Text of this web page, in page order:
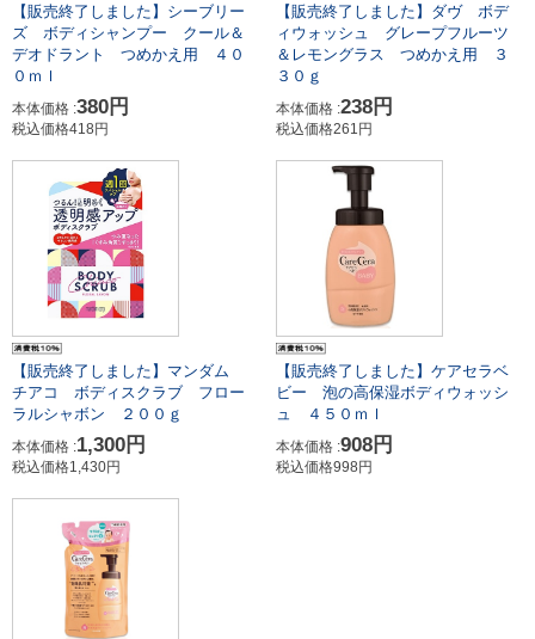
【販売終了しました】シーブリー
ズ ボディシャンプー クール＆
デオドラント つめかえ用 ４０
０ｍｌ
本体価格 :380円
税込価格418円
【販売終了しました】ダヴ ボデ
ィウォッシュ グレープフルーツ
＆レモングラス つめかえ用 ３
３０ｇ
本体価格 :238円
税込価格261円
【販売終了しました】マンダム
チアコ ボディスクラブ フロー
ラルシャボン ２００ｇ
本体価格 :1,300円
税込価格1,430円
【販売終了しました】ケアセラベ
ビー 泡の高保湿ボディウォッシ
ュ ４５０ｍｌ
本体価格 :908円
税込価格998円